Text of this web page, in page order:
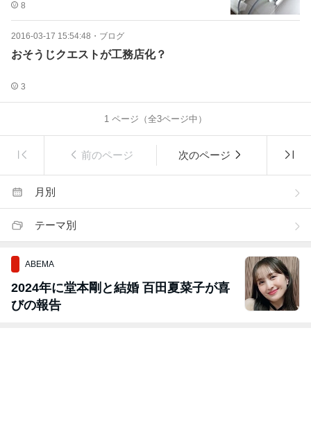
8
2016-03-17 15:54:48 ・ ブログ
おそうじクエストが工務店化？
3
1 ページ（全3ページ中）
前のページ 次のページ
月別
テーマ別
ABEMA
2024年に堂本剛と結婚 百田夏菜子が喜
びの報告